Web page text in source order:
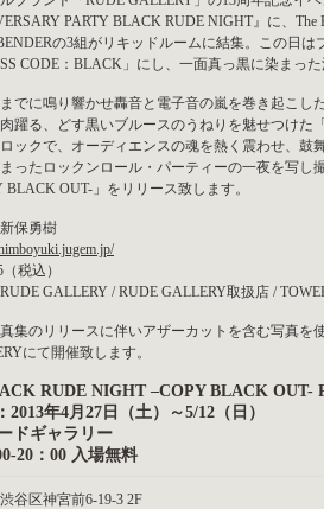
PARTY BLACK RUDE NIGHT』に、The
の3組がリキッドルームに結集。この日は
CODE：BLACK」にし、一面真っ黒に染まった
でに鳴り響かせ轟音と電子音の嵐を巻き起こした
躍る、どす黒いブルースのうねりを魅せつけた「
ックで、オーディエンスの魂を熱く震わせ、鼓舞
ったロックンロール・パーティーの一夜を写し
BLACK OUT-」をリリース致します。
保勇樹
税込）
GALLERY / RUDE GALLERY取扱店 /
集のリリースに伴いアザーカットを含む写真を
にて開催致します。
RUDE NIGHT –COPY BLACK OUT-
2013年4月27日（土）～5/12（日）
ドギャラリー
20：00 入場無料
谷区神宮前6-19-3 2F